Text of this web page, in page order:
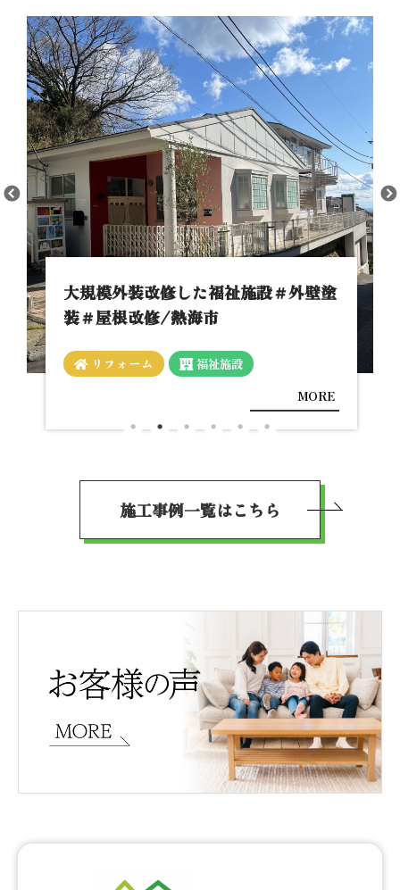
利便性向上&バリアフリー対応の別荘
リフォーム/伊豆市 #2拠点生活
リフォーム
MORE
施工事例一覧はこちら